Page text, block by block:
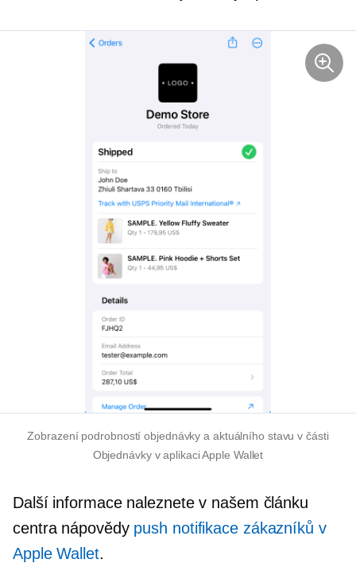
Zobrazení podrobností objednávky a aktuálního stavu v části
Objednávky v aplikaci Apple Wallet
Další informace naleznete v našem článku
centra nápovědy push notifikace zákazníků v
Apple Wallet.